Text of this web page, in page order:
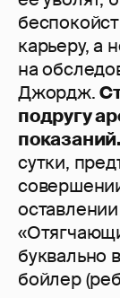
карьеру, а
на
Джордж.
подругу
показаний.
сутки,
буквально
бойлер